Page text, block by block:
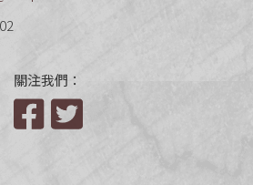
關注我們：
Facebook